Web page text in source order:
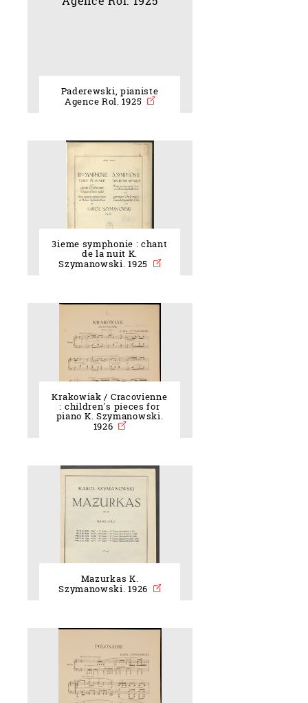
Paderewski, pianiste
Agence Rol. 1925
3ieme symphonie : chant
de la nuit K.
Szymanowski. 1925
Krakowiak / Cracovienne
: children's pieces for
piano K. Szymanowski.
1926
Mazurkas K.
Szymanowski. 1926